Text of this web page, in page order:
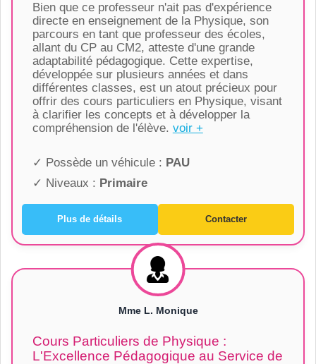
Bien que ce professeur n'ait pas d'expérience
directe en enseignement de la Physique, son
parcours en tant que professeur des écoles,
allant du CP au CM2, atteste d'une grande
adaptabilité pédagogique. Cette expertise,
développée sur plusieurs années et dans
différentes classes, est un atout précieux pour
offrir des cours particuliers en Physique, visant
à clarifier les concepts et à développer la
compréhension de l'élève. voir +
✓ Possède un véhicule : PAU
✓ Niveaux : Primaire
Plus de détails Contacter
Mme L. Monique
Cours Particuliers de Physique :
L'Excellence Pédagogique au Service de